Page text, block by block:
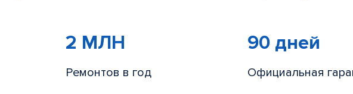
2 МЛН
Ремонтов в год
90 дней
Официальная